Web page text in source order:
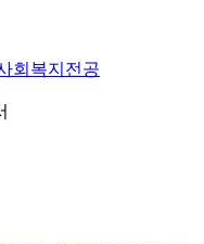
회복지전공